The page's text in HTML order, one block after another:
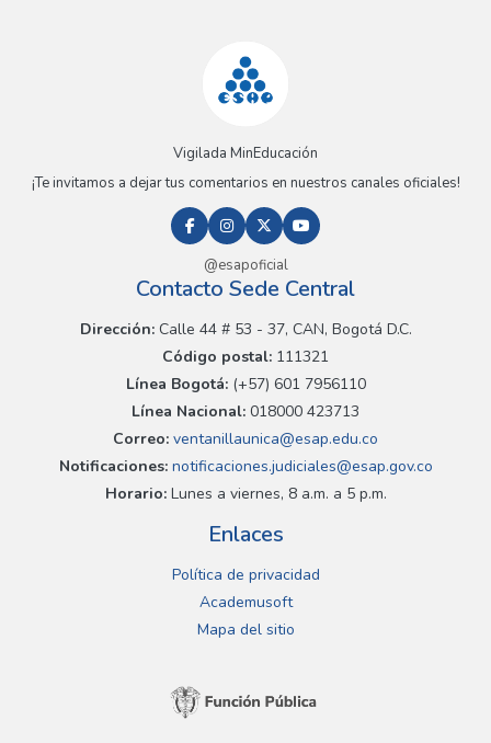
Vigilada MinEducación
¡Te invitamos a dejar tus comentarios en nuestros canales oficiales!
@esapoficial
Contacto Sede Central
Dirección:Calle 44 # 53 - 37, CAN, Bogotá D.C.
Código postal: 111321
Línea Bogotá:(+57) 601 7956110
Línea Nacional: 018000 423713
Correo: ventanillaunica@esap.edu.co
Notificaciones:notificaciones.judiciales@esap.gov.co
Horario:Lunes a viernes, 8 a.m. a 5 p.m.
Enlaces
Política de privacidad
Academusoft
Mapa del sitio